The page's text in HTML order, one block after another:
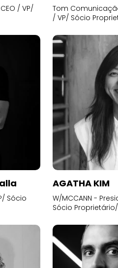
/ VP/
Tom
/ VP/ Sócio
Sócio
AGATHA KIM
W/MCCANN -
Sócio